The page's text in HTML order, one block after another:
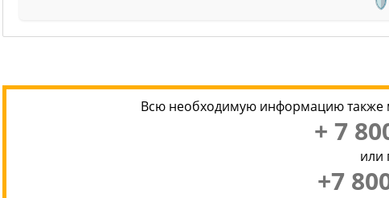
Всю необходимую информацию также
+ 7
или
+7